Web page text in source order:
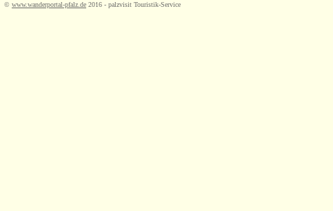
© www.wanderportal-pfalz.de 2016 - palzvisit Touristik-Service